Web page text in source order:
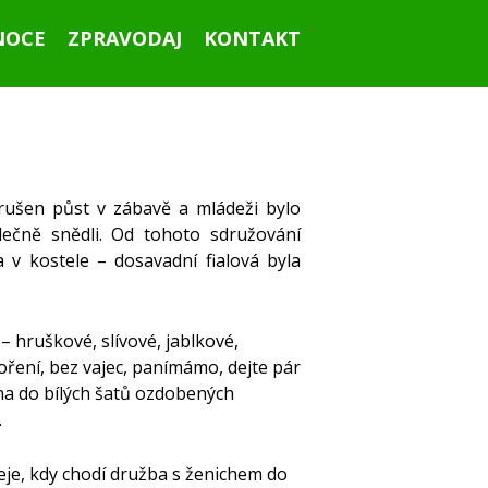
Ahoj všichni!
ZPRAVODAJ KONTAKT
půst v zábavě a mládeži bylo
snědli. Od tohoto sdružování
v kostele – dosavadní fialová byla
hruškové, slívové, jablkové,
bez vajec, panímámo, dejte pár
do bílých šatů ozdobených
kdy chodí družba s ženichem do